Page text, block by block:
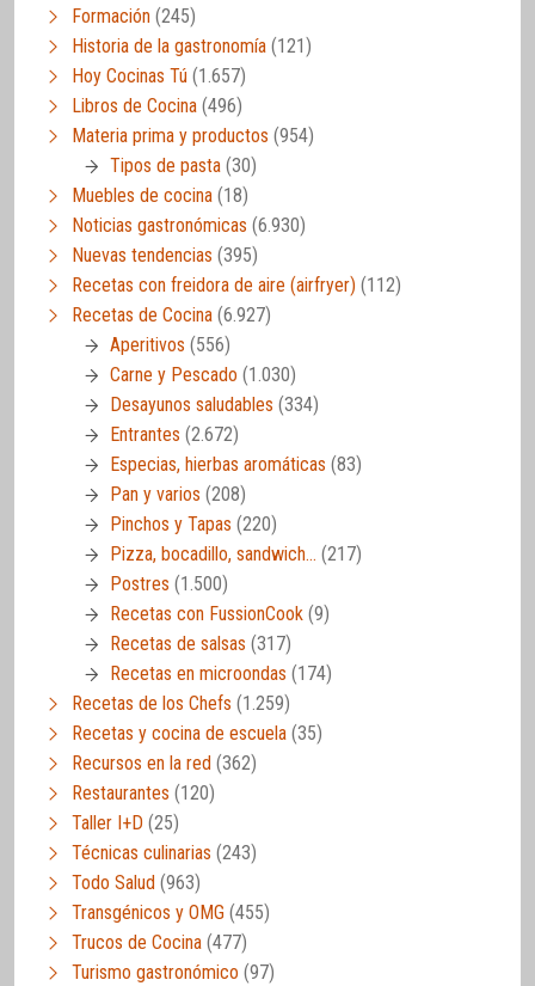
Formación (245)
Historia de la gastronomía (121)
Hoy Cocinas Tú (1.657)
Libros de Cocina (496)
Materia prima y productos (954)
Tipos de pasta (30)
Muebles de cocina (18)
Noticias gastronómicas (6.930)
Nuevas tendencias (395)
Recetas con freidora de aire (airfryer) (112)
Recetas de Cocina (6.927)
Aperitivos (556)
Carne y Pescado (1.030)
Desayunos saludables (334)
Entrantes (2.672)
Especias, hierbas aromáticas (83)
Pan y varios (208)
Pinchos y Tapas (220)
Pizza, bocadillo, sandwich… (217)
Postres (1.500)
Recetas con FussionCook (9)
Recetas de salsas (317)
Recetas en microondas (174)
Recetas de los Chefs (1.259)
Recetas y cocina de escuela (35)
Recursos en la red (362)
Restaurantes (120)
Taller I+D (25)
Técnicas culinarias (243)
Todo Salud (963)
Transgénicos y OMG (455)
Trucos de Cocina (477)
Turismo gastronómico (97)